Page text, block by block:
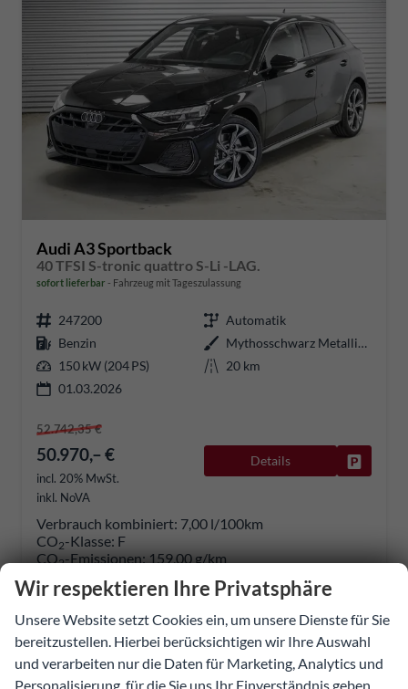
Audi A3 Sportback
40 TFSI S-tronic quattro S-Li -LAG.
sofort lieferbar Fahrzeug mit Tageszulassung
247200
Automatik
Benzin
Mythosschwarz Metallic (0E)
150 kW (204 PS)
20 km
01.03.2026
52.742,35 €
50.970,– €
incl. 20% MwSt.
inkl. NoVA
Details
Verbrauch kombiniert: 7,00 l/100km
CO2-Klasse: F
CO2-Emissionen: 159,00 g/km
Wir respektieren Ihre Privatsphäre
Unsere Website setzt Cookies ein, um unsere Dienste für Sie
bereitzustellen. Hierbei berücksichtigen wir Ihre Auswahl
und verarbeiten nur die Daten für Marketing, Analytics und
Personalisierung, für die Sie uns Ihr Einverständnis geben.